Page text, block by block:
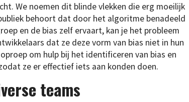
We noemen dit blinde vlekken die erg moeilijk
behoort dat door het algoritme benadeeld
en de bias zelf ervaart, kan je het probleem
dat ze deze vorm van bias niet in hun
om hulp bij het identificeren van bias en
ze er effectief iets aan konden doen.
teams